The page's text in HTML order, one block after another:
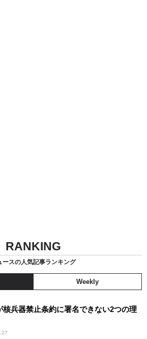
RANKING
ースの人気記事ランキング
Weekly
核兵器禁止条約に署名できない2つの理